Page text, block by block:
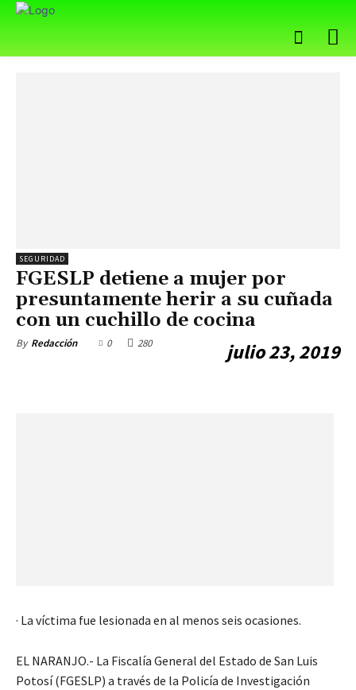
SEGURIDAD
FGESLP detiene a mujer por
presuntamente herir a su cuñada
con un cuchillo de cocina
By Redacción julio 23, 2019
0 280
· La víctima fue lesionada en al menos seis ocasiones.
EL NARANJO.- La Fiscalía General del Estado de San Luis
Potosí (FGESLP) a través de la Policía de Investigación